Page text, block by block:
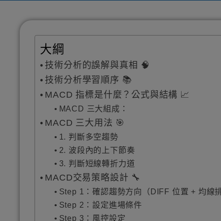
大綱
技術分析的誤解與真相 🧠
技術分析學習順序 📚
MACD 指標是什麼？公式與結構 📈
MACD 三大組成：
MACD 三大用法 🎯
1. 判斷多空趨勢
2. 波段內的上下節奏
3. 判斷短線轉折力道
MACD交易策略設計 🔧
Step 1：確認趨勢方向（DIFF 位置 + 均線
Step 2：設定進場條件
Step 3：風控設定